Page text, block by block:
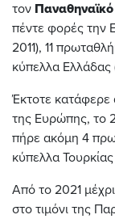
τον Παναθηναϊκό
πέντε φορές την
2011), 11
κύπελλα
Έκτοτε
της Ευρώπης, το
πήρε ακόμη 4
κύπελλα
Από το 2021
στο τιμόνι της